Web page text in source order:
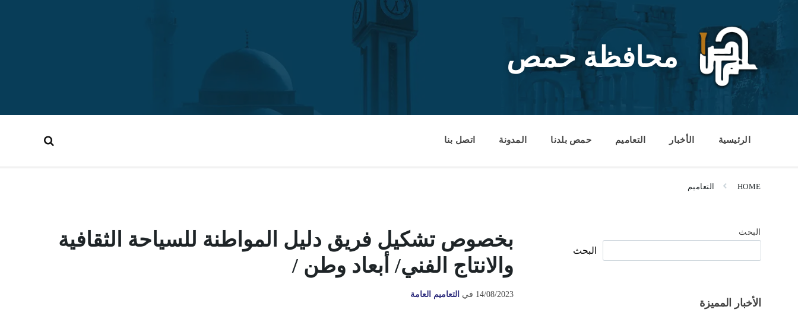
content
محافظة حمص
الرئيسية الأخبار التعاميم حمص بلدنا المدونة اتصل بنا
HOME التعاميم
بخصوص تشكيل فريق دليل المواطنة للسياحة الثقافية
والانتاج الفني/ أبعاد وطن /
14/08/2023 في التعاميم العامة
البحث
البحث
الأخبار المميزة